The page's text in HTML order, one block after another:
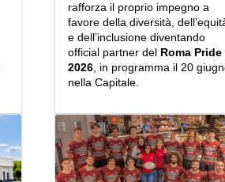
rafforza il proprio impegno a
favore della diversità,
e dell’inclusione diventando
official partner del Roma Pride
2026, in programma il 20
nella Capitale.